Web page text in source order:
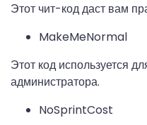
Этот чит-код даст вам
MakeMeNormal
Этот код используется
администратора.
NoSprintCost